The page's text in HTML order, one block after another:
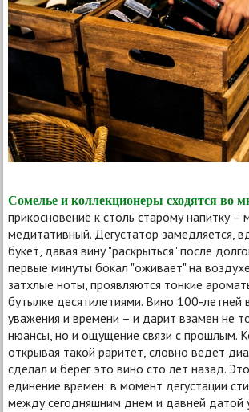
Сомелье и коллекционеры сходятся во
прикосновение к столь старому напитку –
медитативный. Дегустатор замедляется,
букет, давая вину "раскрыться" после
первые минуты бокал "оживает" на
затхлые ноты, проявляются тонкие
бутылке десятилетиями. Вино 100-летней
уважения и времени – и дарит взамен не
нюансы, но и ощущение связи с прошлым.
открывая такой раритет, словно ведет
сделал и берег это вино сто лет назад.
единение времен: в момент дегустации
между сегодняшним днем и давней датой